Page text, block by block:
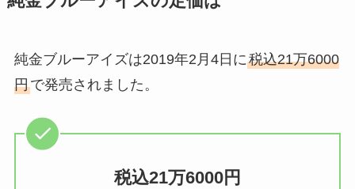
純金ブルーアイズは2019年2月4日に税込21万6000
円で発売されました。
税込21万6000円